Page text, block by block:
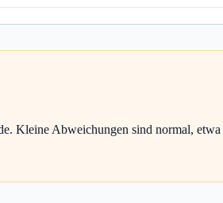
Kleine Abweichungen sind normal, etwa